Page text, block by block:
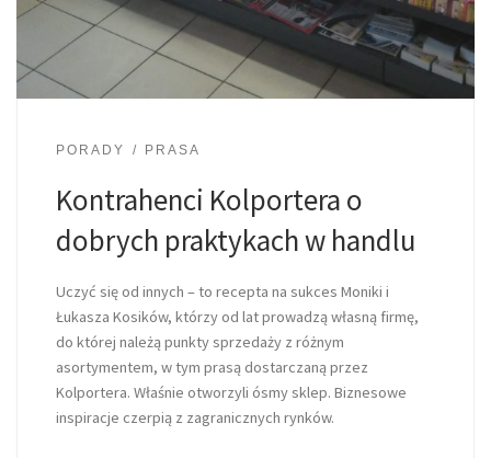
PORADY PRASA
Kontrahenci Kolportera o
dobrych praktykach w handlu
Uczyć się od innych – to recepta na sukces Moniki i
Łukasza Kosików, którzy od lat prowadzą własną firmę,
do której należą punkty sprzedaży z różnym
asortymentem, w tym prasą dostarczaną przez
Kolportera. Właśnie otworzyli ósmy sklep. Biznesowe
inspiracje czerpią z zagranicznych rynków.